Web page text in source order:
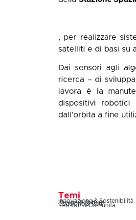
, per realizzare
satelliti e di basi su
Dai sensori agli
ricerca – di
lavora è la
dispositivi
dall’orbita a fine
Temi
Innovazione & Sostenibilità
Design & Cultura
Coesione & Reti
Territori & Comunità